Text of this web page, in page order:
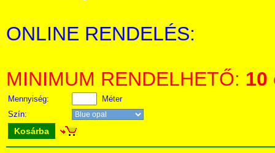
ONLINE RENDELÉS:
MINIMUM RENDELHETŐ: 10
Mennyiség:
Méter
Szín:
Kosárba